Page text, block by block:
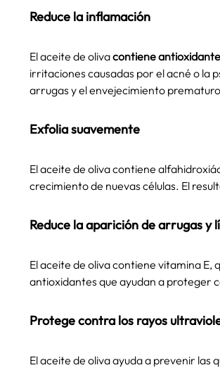
Reduce la inflamación
El aceite de olivacontiene
irritaciones causadas por el acné o la
arrugas y el envejecimiento
Exfolia suavemente
El aceite de oliva contiene
crecimiento de nuevas células. El
Reduce la aparición de arrugas y
El aceite de oliva contiene vitamina E,
antioxidantes que ayudan a proteger
Protege contra los rayos
El aceite de oliva ayuda a prevenir las